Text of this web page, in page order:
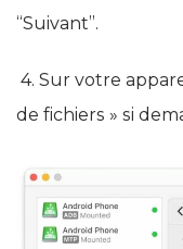
“Suivant”.
4. Sur votre
de fichiers » si